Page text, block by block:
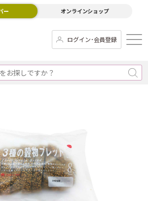
ー オンラインショップ
ログイン･会員登録